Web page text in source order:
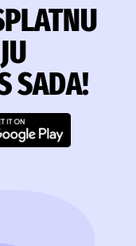
SADA!